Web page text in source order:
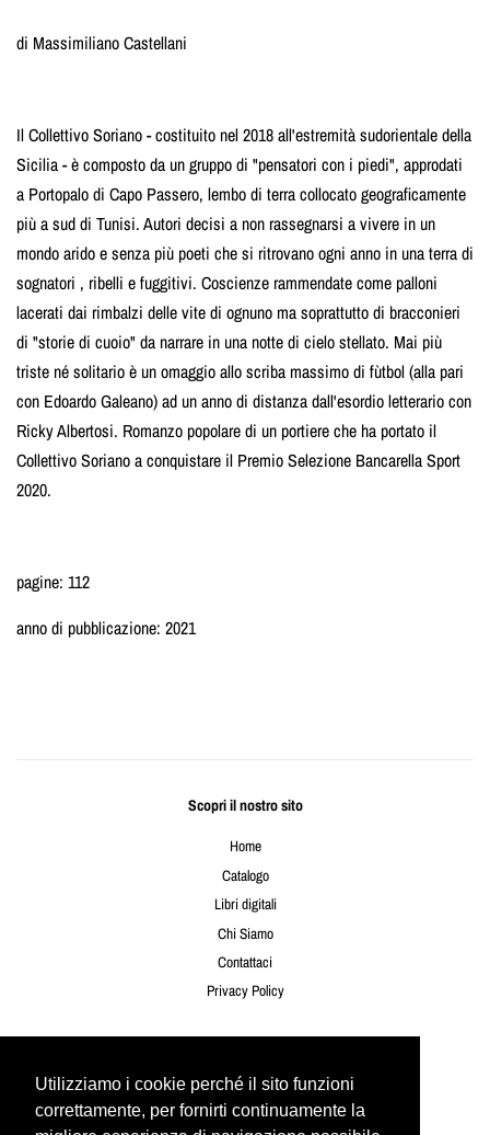
Utilizziamo i cookie perché il sito funzioni
correttamente, per fornirti continuamente la
Utilizziamo i cookie perché il sito funzioni
correttamente, per fornirti continuamente la
di Massimiliano Castellani
Il Collettivo Soriano - costituito nel 2018 all'estremità sudorientale della
Sicilia - è composto da un gruppo di "pensatori con i piedi", approdati
a Portopalo di Capo Passero, lembo di terra collocato geograficamente
più a sud di Tunisi. Autori decisi a non rassegnarsi a vivere in un
mondo arido e senza più poeti che si ritrovano ogni anno in una terra di
sognatori , ribelli e fuggitivi. Coscienze rammendate come palloni
lacerati dai rimbalzi delle vite di ognuno ma soprattutto di bracconieri
di "storie di cuoio" da narrare in una notte di cielo stellato. Mai più
triste né solitario è un omaggio allo scriba massimo di fùtbol (alla pari
con Edoardo Galeano) ad un anno di distanza dall'esordio letterario con
Ricky Albertosi. Romanzo popolare di un portiere che ha portato il
Collettivo Soriano a conquistare il Premio Selezione Bancarella Sport
2020.
pagine: 112
anno di pubblicazione: 2021
Scopri il nostro sito
Home
Catalogo
Libri digitali
Chi Siamo
Contattaci
Privacy Policy
Twitter FacebookInstagramYouTube